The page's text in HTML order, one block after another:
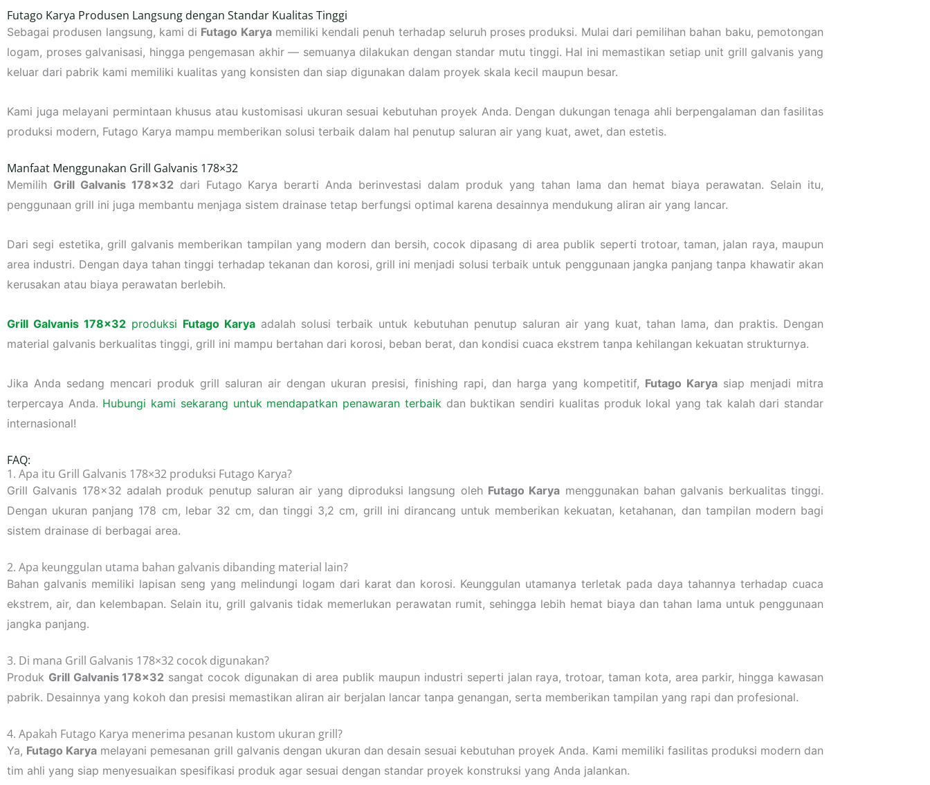
Futago Karya Produsen Langsung dengan Standar Kualitas Tinggi
Sebagai produsen langsung, kami di Futago Karyamemiliki kendali penuh terhadap seluruh proses produksi. Mulai dari pemilihan bahan baku, pemotongan
logam, proses galvanisasi, hingga pengemasan akhir — semuanya dilakukan dengan standar mutu tinggi. Hal ini memastikan setiap unit grill galvanis yang
keluar dari pabrik kami memiliki kualitas yang konsisten dan siap digunakan dalam proyek skala kecil maupun besar.
Kami juga melayani permintaan khusus atau kustomisasi ukuran sesuai kebutuhan proyek Anda. Dengan dukungan tenaga ahli berpengalaman dan fasilitas
produksi modern, Futago Karya mampu memberikan solusi terbaik dalam hal penutup saluran air yang kuat, awet, dan estetis.
Manfaat Menggunakan Grill Galvanis 178×32
Memilih Grill Galvanis 178×32dari Futago Karya berarti Anda berinvestasi dalam produk yang tahan lama dan hemat biaya perawatan. Selain itu,
penggunaan grill ini juga membantu menjaga sistem drainase tetap berfungsi optimal karena desainnya mendukung aliran air yang lancar.
Dari segi estetika, grill galvanis memberikan tampilan yang modern dan bersih, cocok dipasang di area publik seperti trotoar, taman, jalan raya, maupun
area industri. Dengan daya tahan tinggi terhadap tekanan dan korosi, grill ini menjadi solusi terbaik untuk penggunaan jangka panjang tanpa khawatir akan
kerusakan atau biaya perawatan berlebih.
Grill Galvanis 178×32 produksi Futago Karya adalah solusi terbaik untuk kebutuhan penutup saluran air yang kuat, tahan lama, dan praktis. Dengan
material galvanis berkualitas tinggi, grill ini mampu bertahan dari korosi, beban berat, dan kondisi cuaca ekstrem tanpa kehilangan kekuatan strukturnya.
Jika Anda sedang mencari produk grill saluran air dengan ukuran presisi, finishing rapi, dan harga yang kompetitif, Futago Karyasiap menjadi mitra
terpercaya Anda. Hubungi kami sekarang untuk mendapatkan penawaran terbaikdan buktikan sendiri kualitas produk lokal yang tak kalah dari standar
internasional!
FAQ:
1. Apa itu Grill Galvanis 178×32 produksi Futago Karya?
Grill Galvanis 178×32 adalah produk penutup saluran air yang diproduksi langsung oleh Futago Karya menggunakan bahan galvanis berkualitas tinggi.
Dengan ukuran panjang 178 cm, lebar 32 cm, dan tinggi 3,2 cm, grill ini dirancang untuk memberikan kekuatan, ketahanan, dan tampilan modern bagi
sistem drainase di berbagai area.
2. Apa keunggulan utama bahan galvanis dibanding material lain?
Bahan galvanis memiliki lapisan seng yang melindungi logam dari karat dan korosi. Keunggulan utamanya terletak pada daya tahannya terhadap cuaca
ekstrem, air, dan kelembapan. Selain itu, grill galvanis tidak memerlukan perawatan rumit, sehingga lebih hemat biaya dan tahan lama untuk penggunaan
jangka panjang.
3. Di mana Grill Galvanis 178×32 cocok digunakan?
Produk Grill Galvanis 178×32 sangat cocok digunakan di area publik maupun industri seperti jalan raya, trotoar, taman kota, area parkir, hingga kawasan
pabrik. Desainnya yang kokoh dan presisi memastikan aliran air berjalan lancar tanpa genangan, serta memberikan tampilan yang rapi dan profesional.
4. Apakah Futago Karya menerima pesanan kustom ukuran grill?
Ya, Futago Karya melayani pemesanan grill galvanis dengan ukuran dan desain sesuai kebutuhan proyek Anda. Kami memiliki fasilitas produksi modern dan
tim ahli yang siap menyesuaikan spesifikasi produk agar sesuai dengan standar proyek konstruksi yang Anda jalankan.